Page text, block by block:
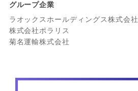
グループ企業
ラオックスホールディングス株式会社
株式会社ポラリス
菊名運輸株式会社